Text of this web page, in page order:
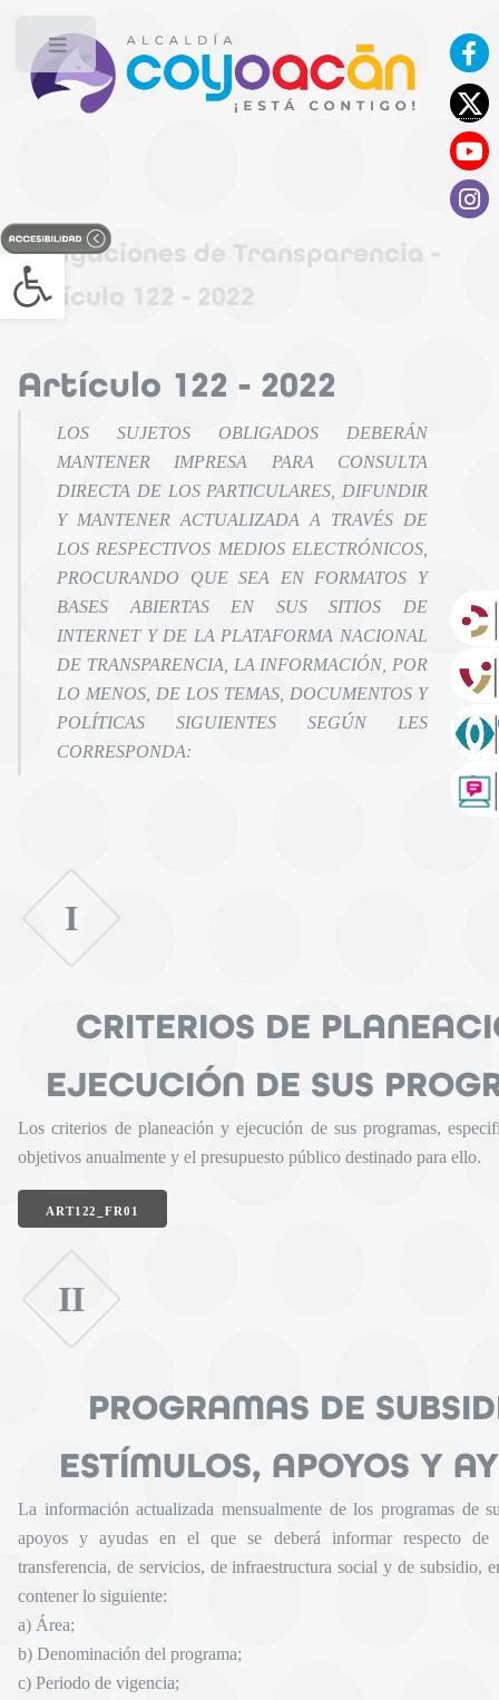
Open toolbar
Obligaciones de Transparencia -
Artículo 122 - 2022
Artículo 122 - 2022
LOS SUJETOS OBLIGADOS DEBERÁN
MANTENER IMPRESA PARA CONSULTA
DIRECTA DE LOS PARTICULARES, DIFUNDIR
Y MANTENER ACTUALIZADA A TRAVÉS DE
LOS RESPECTIVOS MEDIOS ELECTRÓNICOS,
PROCURANDO QUE SEA EN FORMATOS Y
BASES ABIERTAS EN SUS SITIOS DE
INTERNET Y DE LA PLATAFORMA NACIONAL
DE TRANSPARENCIA, LA INFORMACIÓN, POR
LO MENOS, DE LOS TEMAS, DOCUMENTOS Y
POLÍTICAS SIGUIENTES SEGÚN LES
CORRESPONDA:
I
CRITERIOS DE
EJECUCIÓN DE SUS
Los criterios de planeación y ejecución de sus programas,
objetivos anualmente y el presupuesto público destinado para ello.
ART122_FR01
II
PROGRAMAS DE
ESTÍMULOS, APOYOS Y
La información actualizada mensualmente de los programas de
apoyos y ayudas en el que se deberá informar respecto de
transferencia, de servicios, de infraestructura social y de subsidio,
contener lo siguiente:
a) Área;
b) Denominación del programa;
c) Periodo de vigencia;
Toggle